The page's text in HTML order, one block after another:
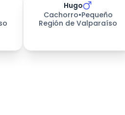
Hugo
Cachorro•Pequeño
Región de Valparaíso